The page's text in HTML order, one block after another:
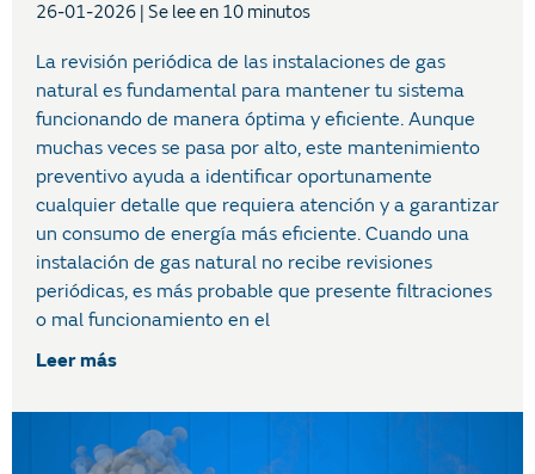
26-01-2026
La revisión periódica de las instalaciones de gas
natural es fundamental para mantener tu sistema
funcionando de manera óptima y eficiente. Aunque
muchas veces se pasa por alto, este mantenimiento
preventivo ayuda a identificar oportunamente
cualquier detalle que requiera atención y a garantizar
un consumo de energía más eficiente. Cuando una
instalación de gas natural no recibe revisiones
periódicas, es más probable que presente filtraciones
o mal funcionamiento en el
Leer más